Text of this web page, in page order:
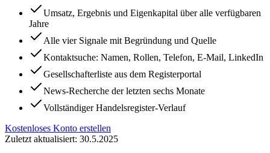
Umsatz, Ergebnis und Eigenkapital über alle verfügbaren
Jahre
Alle vier Signale mit Begründung und Quelle
Kontaktsuche: Namen, Rollen, Telefon, E-Mail, LinkedIn
Gesellschafterliste aus dem Registerportal
News-Recherche der letzten sechs Monate
Vollständiger Handelsregister-Verlauf
Kostenloses Konto erstellen
Zuletzt aktualisiert: 30.5.2025